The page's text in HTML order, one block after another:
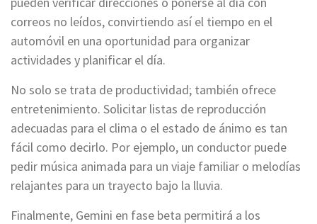
correos no leídos, convirtiendo así el tiempo en el
automóvil en una oportunidad para organizar
actividades y planificar el día.
No solo se trata de productividad; también ofrece
entretenimiento. Solicitar listas de reproducción
adecuadas para el clima o el estado de ánimo es tan
fácil como decirlo. Por ejemplo, un conductor puede
pedir música animada para un viaje familiar o melodías
relajantes para un trayecto bajo la lluvia.
Finalmente, Gemini en fase beta permitirá a los